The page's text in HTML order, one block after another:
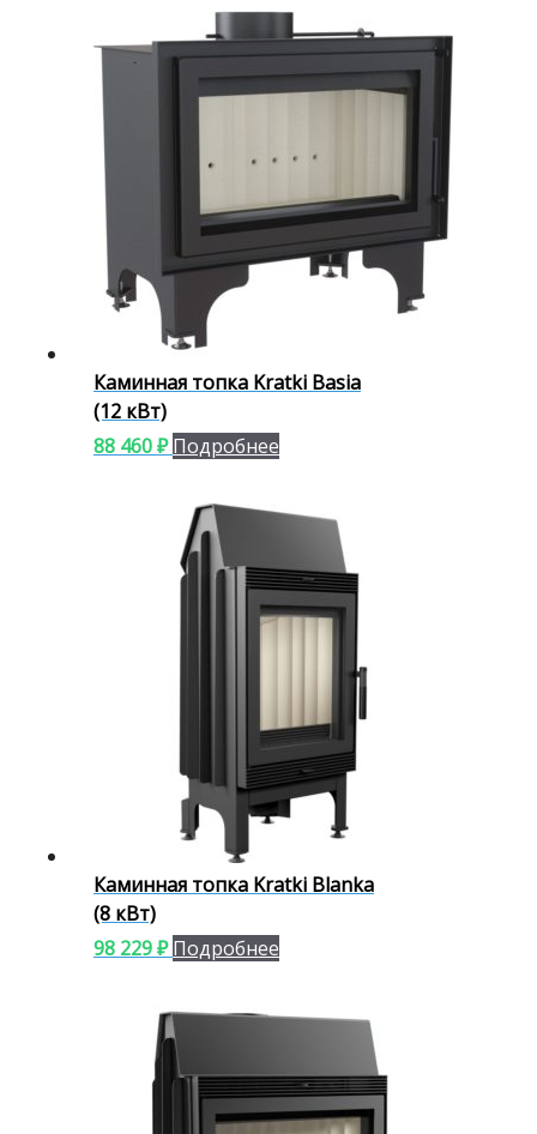
Каминная топка Kratki Basia
(12 кВт)
88 460₽ Подробнее
Каминная топка Kratki Blanka
(8 кВт)
98 229₽ Подробнее